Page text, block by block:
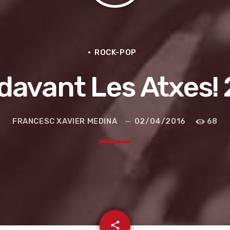
ROCK-POP
Les Atxes!
FRANCESC XAVIER MEDINA 02/04/2016 68
share
email